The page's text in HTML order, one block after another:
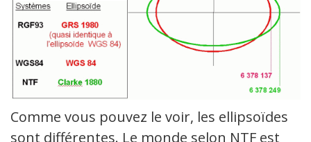
Comme vous pouvez le voir, les ellipsoïdes
sont différentes. Le monde selon NTF est